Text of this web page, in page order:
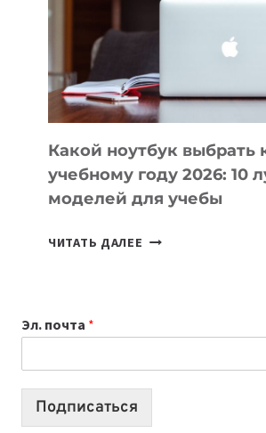
ПОМОГАЮТ
СОЗДАВАТЬ
БЕЗ
СЛОЖНОГО
КОДА
Какой ноутбук выбрать
учебному году 2026: 10
моделей для учебы
ЧИТАТЬ ДАЛЕЕ КАКОЙ
2026:
10
Эл. почта *
Подписаться